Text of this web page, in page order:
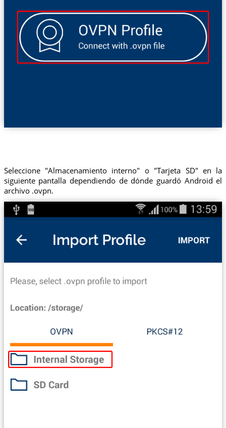
Seleccione "Almacenamiento interno" o "Tarjeta SD" en la
siguiente pantalla dependiendo de dónde guardó Android el
archivo .ovpn.